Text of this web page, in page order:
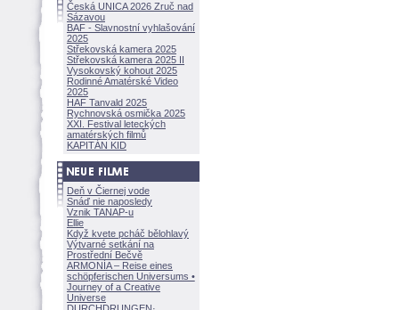
Česká UNICA 2026 Zruč nad
Sázavou
BAF - Slavnostní vyhlašování
2025
Střekovská kamera 2025
Střekovská kamera 2025 II
Vysokovský kohout 2025
Rodinné Amatérské Video
2025
HAF Tanvald 2025
Rychnovská osmička 2025
XXI. Festival leteckých
amatérských filmů
KAPITÁN KID
Deň v Čiernej vode
Snáď nie naposledy
Vznik TANAP-u
Ellie
Když kvete pcháč bělohlavý
Výtvarné setkání na
Prostřední Bečvě
ARMONÍA – Reise eines
schöpferischen Universums •
Journey of a Creative
Universe